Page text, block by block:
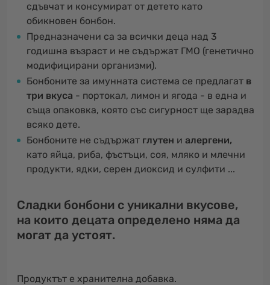
сдъвчат и консумират от детето като
обикновен бонбон.
Предназначени са за всички деца над 3
годишна възраст и не съдържат ГМО (генетично
модифицирани организми).
Бонбоните за имунната система се предлагат в
три вкуса - портокал, лимон и ягода - в една и
съща опаковка, която със сигурност ще зарадва
всяко дете.
Бонбоните не съдържат глутен и алергени,
като яйца, риба, фъстъци, соя, мляко и млечни
продукти, ядки, серен диоксид и сулфити ...
Сладки бонбони с уникални вкусове,
на които децата определено няма да
могат да устоят.
Продуктът е хранителна добавка.